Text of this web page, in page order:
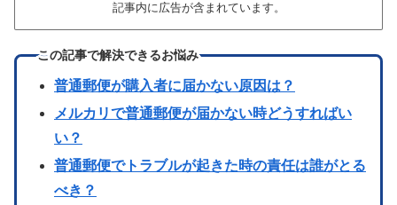
記事内に広告が含まれています。
この記事で解決できるお悩み
普通郵便が購入者に届かない原因は？
メルカリで普通郵便が届かない時どうすればい
い？
普通郵便でトラブルが起きた時の責任は誰がとる
べき？